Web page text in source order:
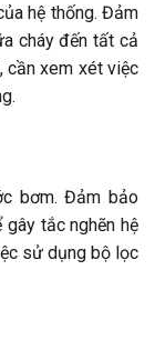
hệ thống. Đảm
cháy đến tất cả
cần xem xét việc
bơm. Đảm bảo
tắc nghẽn hệ
sử dụng bộ lọc